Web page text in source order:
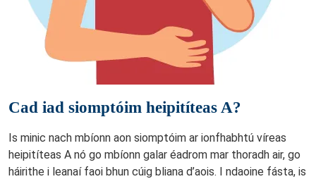
Cad iad siomptóim heipitíteas A?
Is minic nach mbíonn aon siomptóim ar ionfhabhtú víreas
heipitíteas A nó go mbíonn galar éadrom mar thoradh air, go
háirithe i leanaí faoi bhun cúig bliana d’aois. I ndaoine fásta, is